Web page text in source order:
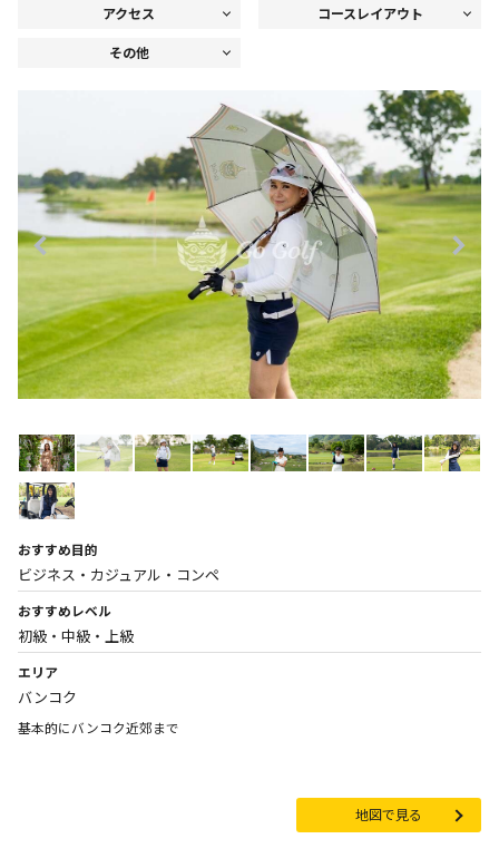
アクセス コースレイアウト
その他
おすすめ目的
ビジネス・カジュアル・コンペ
おすすめレベル
初級・中級・上級
エリア
バンコク
基本的にバンコク近郊まで
地図で見る